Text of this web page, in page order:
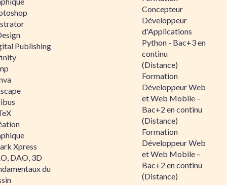
Publishing
Xpress
DAO, 3D
du
Concepteur
Développeur
d'Applications
Python - Bac+3 en
continu
(Distance)
Formation
Développeur Web
et Web Mobile –
Bac+2 en continu
(Distance)
Formation
Développeur Web
et Web Mobile –
Bac+2 en continu
(Distance)